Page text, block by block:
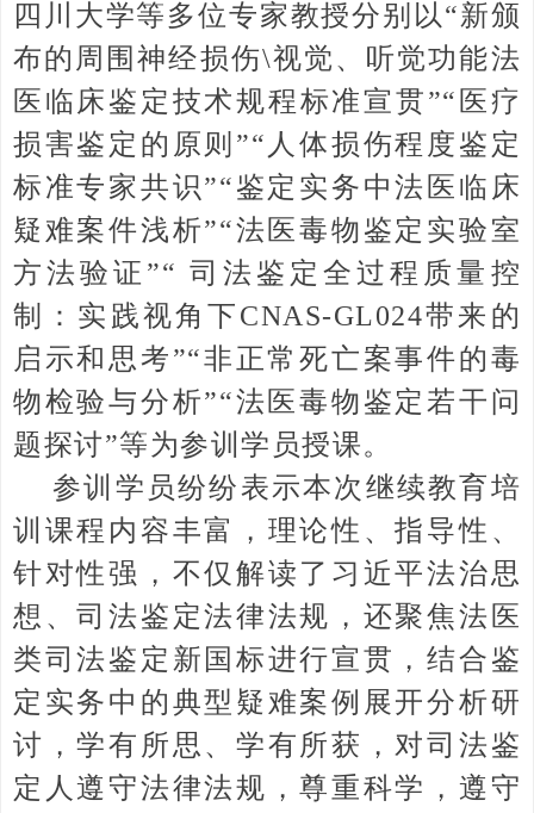
四川大学等多位专家教授分别以“新颁
布的周围神经损伤\视觉、听觉功能法
医临床鉴定技术规程标准宣贯”“医疗
损害鉴定的原则”“人体损伤程度鉴定
标准专家共识”“鉴定实务中法医临床
疑难案件浅析”“法医毒物鉴定实验室
方法验证”“ 司法鉴定全过程质量控
制：实践视角下CNAS-GL024带来的
启示和思考”“非正常死亡案事件的毒
物检验与分析”“法医毒物鉴定若干问
题探讨”等为参训学员授课。
参训学员纷纷表示本次继续教育培
训课程内容丰富，理论性、指导性、
针对性强，不仅解读了习近平法治思
想、司法鉴定法律法规，还聚焦法医
类司法鉴定新国标进行宣贯，结合鉴
定实务中的典型疑难案例展开分析研
讨，学有所思、学有所获，对司法鉴
定人遵守法律法规，尊重科学，遵守